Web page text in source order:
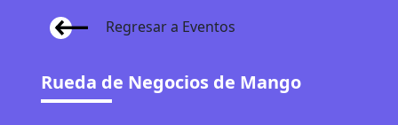
Regresar a Eventos
Rueda de Negocios de Mango